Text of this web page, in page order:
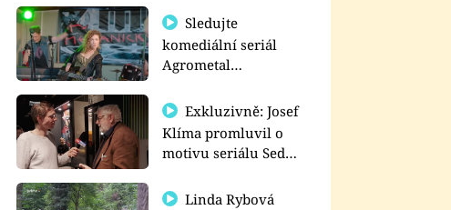
Sledujte
komediální seriál
Agrometal
prima+
Exkluzivně: Josef
Klíma promluvil o
motivu seriálu Sedm
Linda Rybová